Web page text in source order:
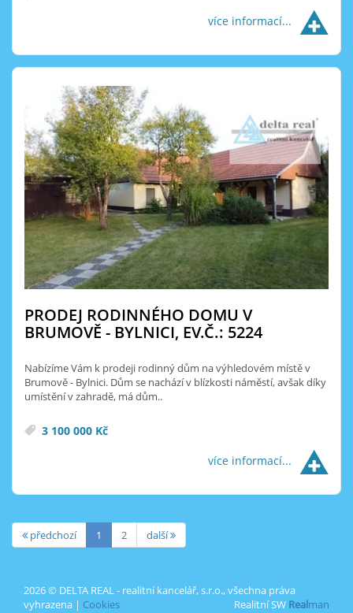
více informací...
PRODEJ RODINNÉHO DOMU V
BRUMOVĚ - BYLNICI, EV.Č.: 5224
Nabízíme Vám k prodeji rodinný dům na výhledovém místě v
Brumově - Bylnici. Dům se nachází v blízkosti náměstí, avšak díky
umístění v zahradě, má dům..
3 100 000 Kč
více informací...
předchozí 1 2 další
2026 © DELTA REAL - realitní kancelář, s.r.o., všechna práva
vyhrazena | Cookies Realitní SW Realman